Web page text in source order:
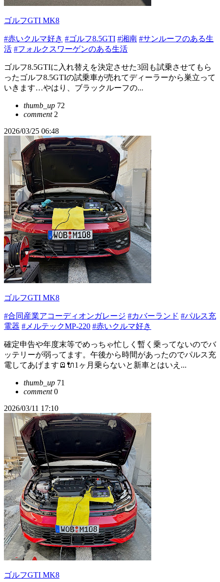
ゴルフGTI MK8
#赤いクルマ好き #ゴルフ8.5GTI #湘南 #サンルーフのある生
活 #フォルクスワーゲンのある生活
ゴルフ8.5GTIに入れ替えを決定させた3回も試乗させてもら
ったゴルフ8.5GTIの試乗車が売れてディーラーから巣立って
いきます…やはり、ブラックルーフの...
thumb_up 72
comment2
2026/03/25 06:48
ゴルフGTI MK8
#合同産業アコーディオンガレージ #カバーランド #パルス充
電器 #メルテックMP-220 #赤いクルマ好き
確定申告や年度末等でめっちゃ忙しく暫く乗ってないのでバ
ッテリーが弱ってます。午後から時間があったのでパルス充
電してあげます🪫🔌1ヶ月乗らないと新車とはいえ...
thumb_up 71
comment0
2026/03/11 17:10
ゴルフGTI MK8